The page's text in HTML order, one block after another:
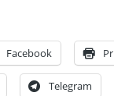
Facebook
Telegram